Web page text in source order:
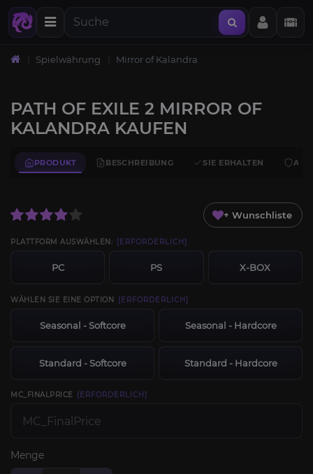
Startseite
Spielwährung Mirror of Kalandra
PATH OF EXILE 2 MIRROR OF
KALANDRA KAUFEN
PRODUKT BESCHREIBUNG SIE ERHALTEN
+ Wunschliste
PLATTFORM AUSWÄHLEN: [ERFORDERLICH]
PC PS X-BOX
WÄHLEN SIE EINE OPTION [ERFORDERLICH]
Seasonal - Softcore Seasonal - Hardcore
Standard - Softcore Standard - Hardcore
MC_FINALPRICE [ERFORDERLICH]
Menge